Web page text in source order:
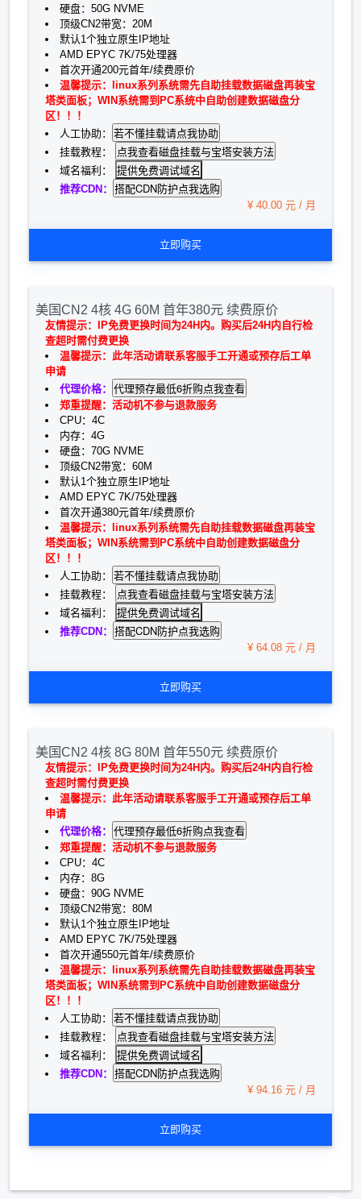
硬盘：50G NVME
顶级CN2带宽：20M
默认1个独立原生IP地址
AMD EPYC 7K/75处理器
首次开通200元首年/续费原价
温馨提示：linux系列系统需先自助挂载数据磁盘再装宝
塔类面板；WIN系统需到PC系统中自助创建数据磁盘分
区！！！
人工协助：
挂载教程：
域名福利：
提供免费调试域名
推荐CDN：
¥ 40.00 元 / 月
立即购买
美国CN2 4核 4G 60M 首年380元 续费原价
友情提示：IP免费更换时间为24H内。购买后24H内自行检
查超时需付费更换
温馨提示：此年活动请联系客服手工开通或预存后工单
申请
代理价格：
郑重提醒：活动机不参与退款服务
CPU：4C
内存：4G
硬盘：70G NVME
顶级CN2带宽：60M
默认1个独立原生IP地址
AMD EPYC 7K/75处理器
首次开通380元首年/续费原价
温馨提示：linux系列系统需先自助挂载数据磁盘再装宝
塔类面板；WIN系统需到PC系统中自助创建数据磁盘分
区！！！
人工协助：
挂载教程：
域名福利：
提供免费调试域名
推荐CDN：
¥ 64.08 元 / 月
立即购买
美国CN2 4核 8G 80M 首年550元 续费原价
友情提示：IP免费更换时间为24H内。购买后24H内自行检
查超时需付费更换
温馨提示：此年活动请联系客服手工开通或预存后工单
申请
代理价格：
郑重提醒：活动机不参与退款服务
CPU：4C
内存：8G
硬盘：90G NVME
顶级CN2带宽：80M
默认1个独立原生IP地址
AMD EPYC 7K/75处理器
首次开通550元首年/续费原价
温馨提示：linux系列系统需先自助挂载数据磁盘再装宝
塔类面板；WIN系统需到PC系统中自助创建数据磁盘分
区！！！
人工协助：
挂载教程：
域名福利：
提供免费调试域名
推荐CDN：
¥ 94.16 元 / 月
立即购买